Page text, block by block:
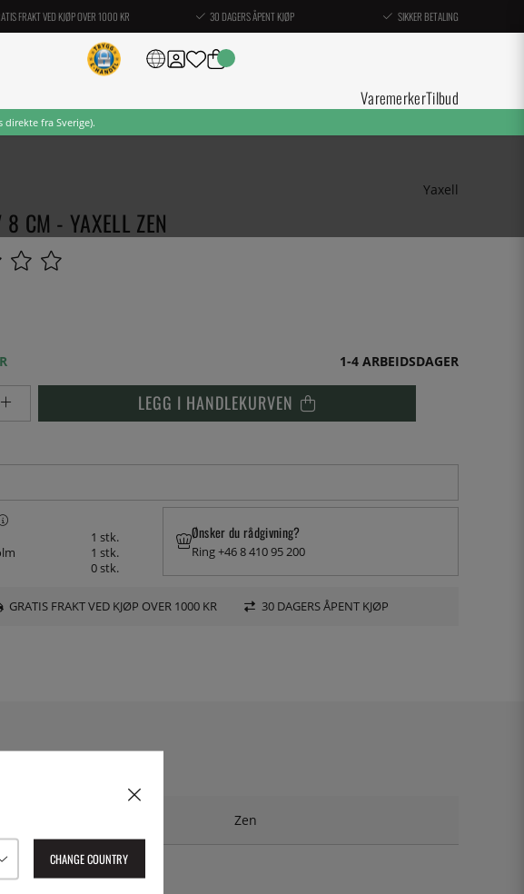
FRAKT VED KJØP OVER 1000 KR 30 DAGERS ÅPENT KJØP SIKKER BETALING
VaremerkerTilbud
fra Sverige).
Yaxell
8 CM - YAXELL ZEN
1-4 ARBEIDSDAGER
LEGG I HANDLEKURVEN
1 stk.
1 stk.
0 stk.
Ønsker du rådgivning?
Ring +46 8 410 95 200
GRATIS FRAKT VED KJØP OVER 1000 KR 30 DAGERS ÅPENT KJØP
Zen
Y-35535
CHANGE COUNTRY